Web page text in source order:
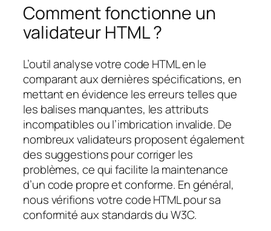
Comment fonctionne un
validateur HTML ?
L’outil analyse votre code HTML en le
comparant aux dernières spécifications, en
mettant en évidence les erreurs telles que
les balises manquantes, les attributs
incompatibles ou l’imbrication invalide. De
nombreux validateurs proposent également
des suggestions pour corriger les
problèmes, ce qui facilite la maintenance
d’un code propre et conforme. En général,
nous vérifions votre code HTML pour sa
conformité aux standards du W3C.